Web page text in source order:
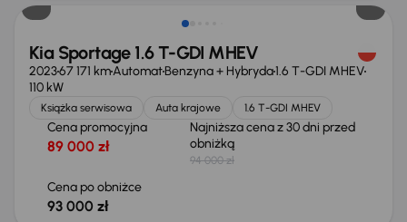
Kia Sportage 1.6 T-GDI MHEV
202367 171 kmAutomatBenzyna + Hybryda1.6 T-GDI MHEV
110 kW
Książka serwisowa Auta krajowe 1.6 T-GDI MHEV
Cena promocyjna
89 000 zł
Najniższa cena z 30 dni przed
obniżką
94 000 zł
Cena po obniżce
93 000 zł